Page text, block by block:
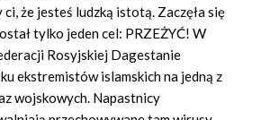
ci, że jesteś ludzką istotą. Zaczęła się
tylko jeden cel: PRZEŻYĆ! W
Rosyjskiej Dagestanie
ekstremistów islamskich na jedną z
wojskowych. Napastnicy